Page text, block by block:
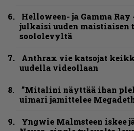
Helloween- ja Gamma Ray
julkaisi uuden maistiaisen
soololevyltä
Anthrax vie katsojat
uudella videollaan
”Mitalini näyttää ihan
uimari jamittelee
Yngwie Malmsteen iskee